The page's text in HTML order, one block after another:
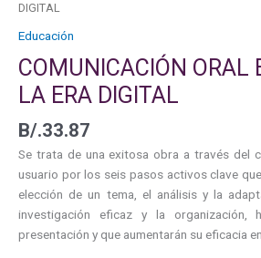
DIGITAL
Educación
COMUNICACIÓN ORAL
LA ERA DIGITAL
B/.33.87
Se trata de una exitosa obra a través del
usuario por los seis pasos activos clave
elección de un tema, el análisis y la
investigación eficaz y la organización,
presentación y que aumentarán su eficacia